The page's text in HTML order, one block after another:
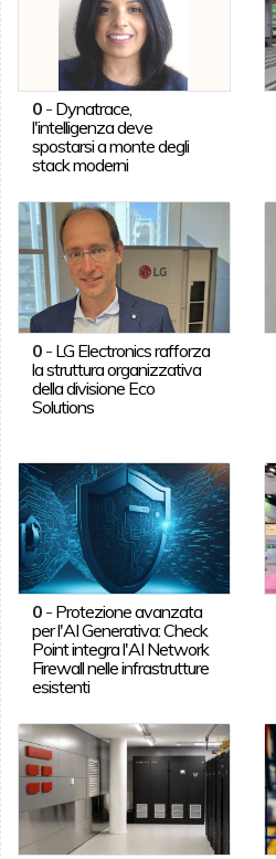
0- Dynatrace,
l'intelligenza deve
spostarsi a monte degli
stack moderni
0- LG Electronics rafforza
la struttura organizzativa
della divisione Eco
Solutions
0- Protezione avanzata
per l'AI Generativa: Check
Point integra l'AI Network
Firewall nelle infrastrutture
esistenti